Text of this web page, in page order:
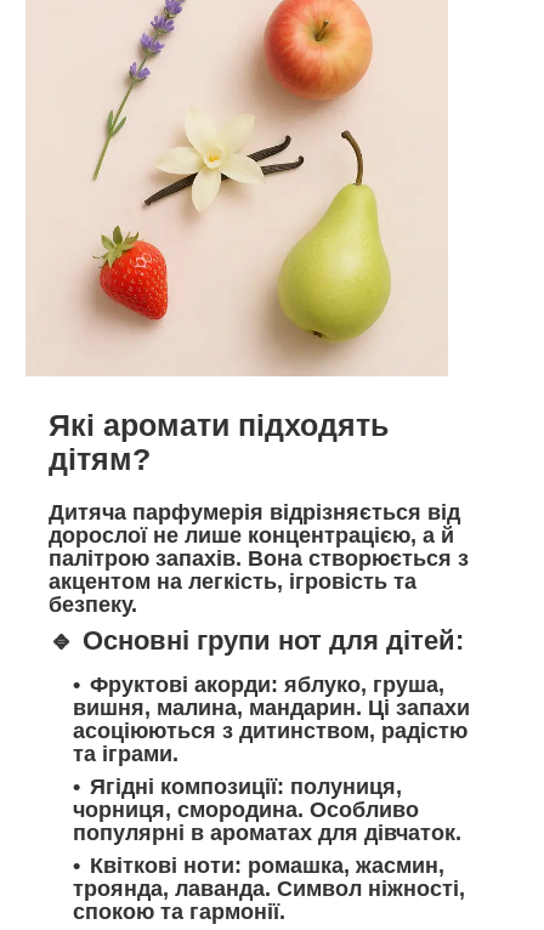
Які аромати підходять
дітям?
Дитяча парфумерія відрізняється від
дорослої не лише концентрацією, а й
палітрою запахів. Вона створюється з
акцентом на легкість, ігровість та
безпеку.
🔹 Основні групи нот для дітей:
Фруктові акорди: яблуко, груша,
вишня, малина, мандарин. Ці запахи
асоціюються з дитинством, радістю
та іграми.
Ягідні композиції: полуниця,
чорниця, смородина. Особливо
популярні в ароматах для дівчаток.
Квіткові ноти: ромашка, жасмин,
троянда, лаванда. Символ ніжності,
спокою та гармонії.